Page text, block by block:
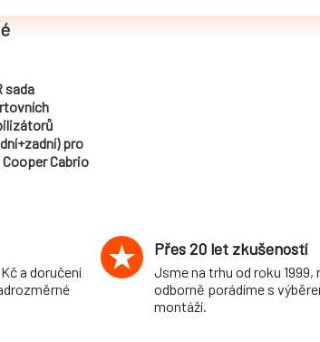
sada
pro
Cooper Cabrio
a doručení
Přes 20 let zkušeností
Jsme na trhu od roku 1999,
odborně porádíme s
montáží.